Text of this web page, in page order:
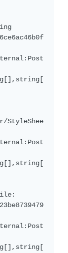
StyleShee